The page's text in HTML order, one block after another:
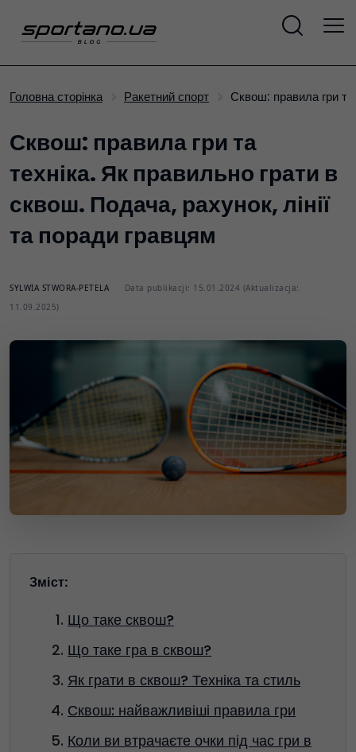
Головна сторінка Ракетний спорт Сквош: правила гри
Сквош: правила гри та
техніка. Як правильно грати в
сквош. Подача, рахунок, лінії
та поради гравцям
SYLWIA STWORA-PETELA
Data publikacji: 15.01.2024 (Aktualizacja:
11.09.2025)
Зміст:
Що таке сквош?
Що таке гра в сквош?
Як грати в сквош? Техніка та стиль
Сквош: найважливіші правила гри
Коли ви втрачаєте очки під час гри в